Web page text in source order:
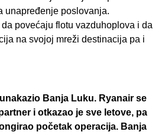
unapređenje poslovanja.
povećaju flotu vazduhoplova i da
na svojoj mreži destinacija pa i
Banja Luku. Ryanair se
i otkazao je sve letove, pa
početak operacija. Banja